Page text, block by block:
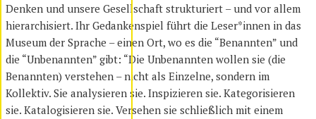
Denken und unsere Gesellschaft strukturiert – und vor allem
hierarchisiert. Ihr Gedankenspiel führt die Leser*innen in das
Museum der Sprache – einen Ort, wo es die “Benannten” und
die “Unbenannten” gibt: “Die Unbenannten wollen sie (die
Benannten) verstehen – nicht als Einzelne, sondern im
Kollektiv. Sie analysieren sie. Inspizieren sie. Kategorisieren
sie. Katalogisieren sie. Versehen sie schließlich mit einem